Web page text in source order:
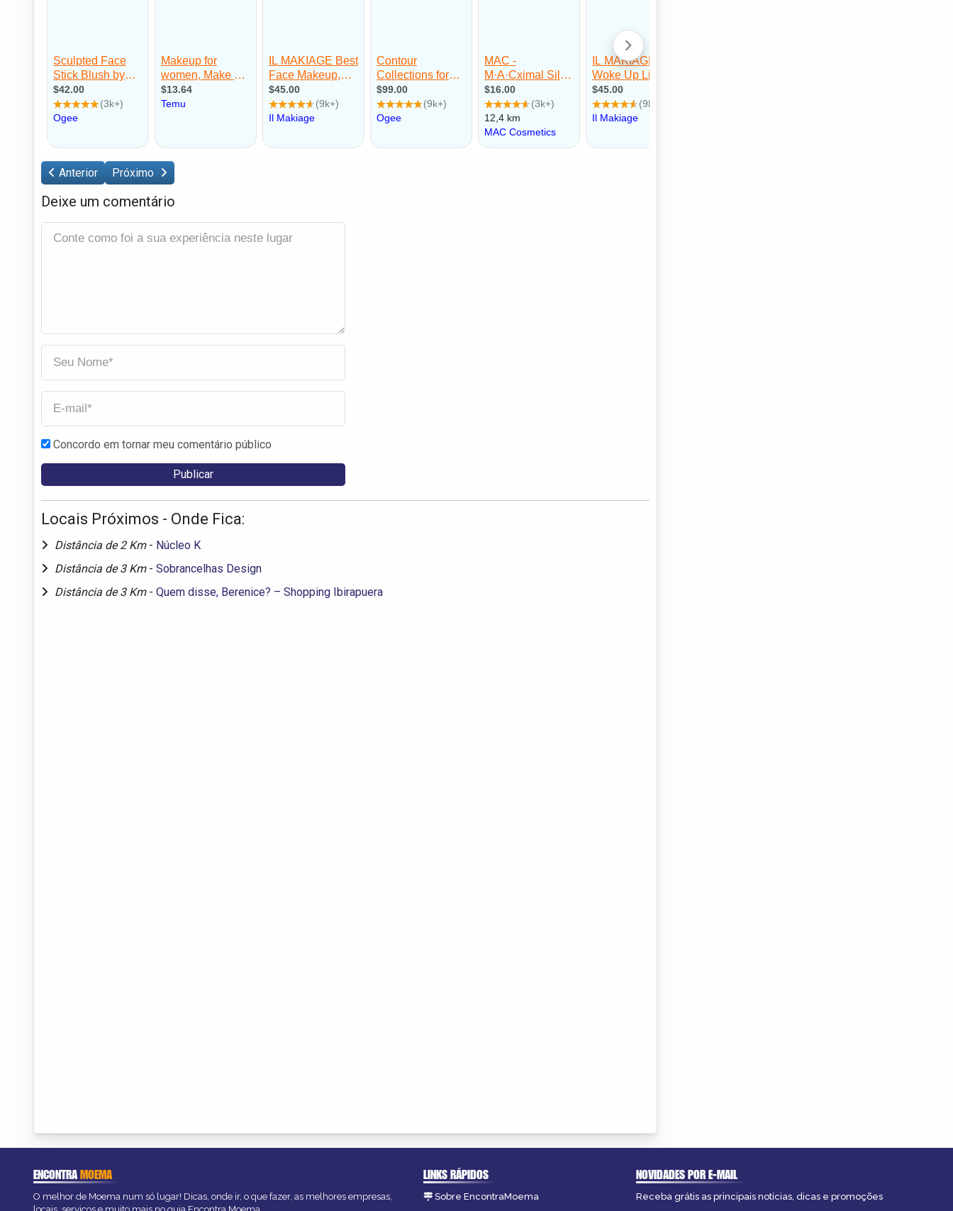
Anterior Próximo
Deixe um comentário
Concordo em tornar meu comentário público
Locais Próximos - Onde Fica:
Distância de 2 Km - Núcleo K
Distância de 3 Km - Sobrancelhas Design
Distância de 3 Km - Quem disse, Berenice? – Shopping Ibirapuera
ENCONTRAMOEMA
O melhor de Moema num só lugar! Dicas, onde ir, o que fazer, as melhores empresas,
LINKS RÁPIDOS
Sobre EncontraMoema
NOVIDADES POR E-MAIL
Receba grátis as principais notícias, dicas e promoções